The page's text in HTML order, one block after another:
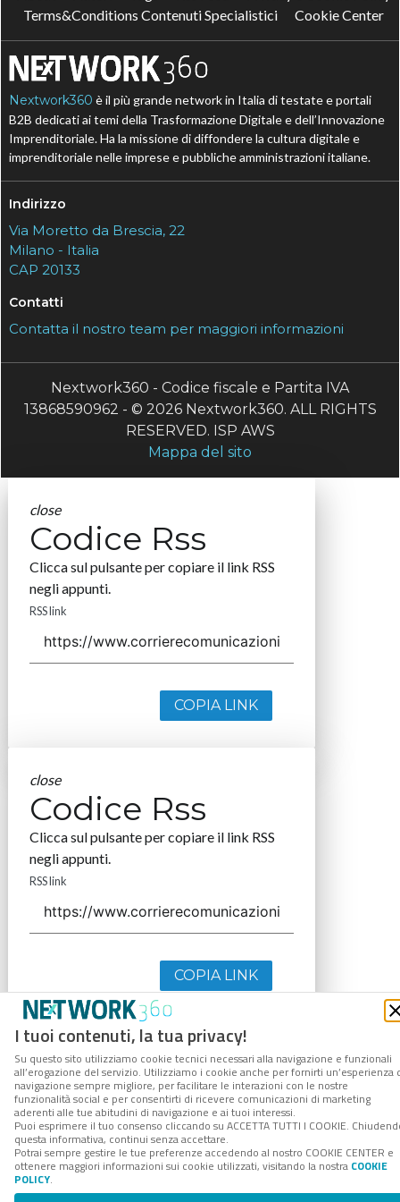
I tuoi contenuti, la tua privacy!
Su questo sito utilizziamo cookie tecnici necessari alla navigazione e funzionali
all’erogazione del servizio. Utilizziamo i cookie anche per fornirti un’esperienza
navigazione sempre migliore, per facilitare le interazioni con le nostre
funzionalità social e per consentirti di ricevere comunicazioni di marketing
aderenti alle tue abitudini di navigazione e ai tuoi interessi.
Puoi esprimere il tuo consenso cliccando su ACCETTA TUTTI I COOKIE.
questa informativa, continui senza accettare.
Potrai sempre gestire le tue preferenze accedendo al nostro COOKIE CENTER e
ottenere maggiori informazioni sui cookie utilizzati, visitando la nostra COOKIE
POLICY.
Terms&Conditions Contenuti Specialistici
Cookie Center
Nextwork360 è il più grande network in Italia di testate e portali
B2B dedicati ai temi della Trasformazione Digitale e dell’Innovazione
Imprenditoriale. Ha la missione di diffondere la cultura digitale e
imprenditoriale nelle imprese e pubbliche amministrazioni italiane.
Indirizzo
Via Moretto da Brescia, 22
Milano - Italia
CAP 20133
Contatti
Contatta il nostro team per maggiori informazioni
Nextwork360 - Codice fiscale e Partita IVA
13868590962 - © 2026 Nextwork360. ALL RIGHTS
RESERVED. ISP AWS
Mappa del sito
close
Codice Rss
Clicca sul pulsante per copiare il link RSS
negli appunti.
RSS link
COPIA LINK
close
Codice Rss
Clicca sul pulsante per copiare il link RSS
negli appunti.
RSS link
COPIA LINK